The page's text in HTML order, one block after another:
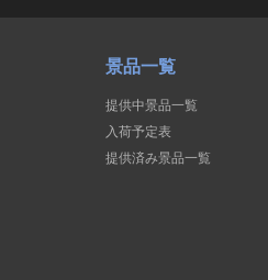
景品一覧
提供中景品一覧
入荷予定表
提供済み景品一覧